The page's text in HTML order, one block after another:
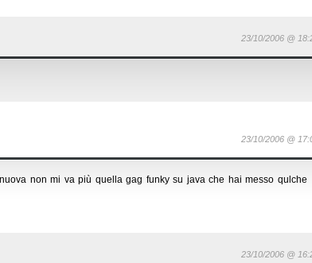
23/10/2006 @
23/10/2006 @
non mi va più quella gag funky su java che hai messo qulche
23/10/2006 @